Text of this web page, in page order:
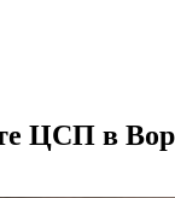
ЦСП в